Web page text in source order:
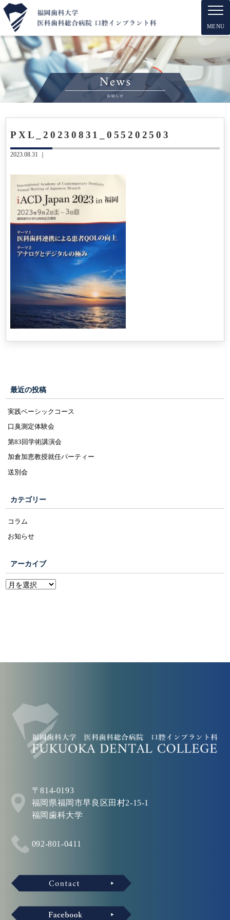
MENU
PXL_20230831_055202503
2023.08.31 ｜
最近の投稿
実践ベーシックコース
口臭測定体験会
第83回学術講演会
加倉加恵教授就任パーティー
送別会
カテゴリー
コラム
お知らせ
アーカイブ
〒814-0193
福岡県福岡市早良区田村2-15-1
福岡歯科大学
092-801-0411